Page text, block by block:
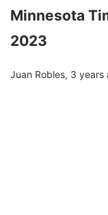
Minnesota
2023
Juan Robles, 3 years